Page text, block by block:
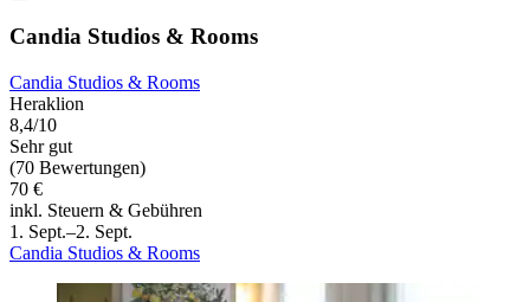
Candia Studios & Rooms
Candia Studios & Rooms
Heraklion
8,4/10
Sehr gut
(70 Bewertungen)
70 €
inkl. Steuern & Gebühren
1. Sept.–2. Sept.
Candia Studios & Rooms